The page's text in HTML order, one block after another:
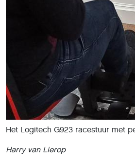
Het Logitech G923 racestuur met
Harry van Lierop